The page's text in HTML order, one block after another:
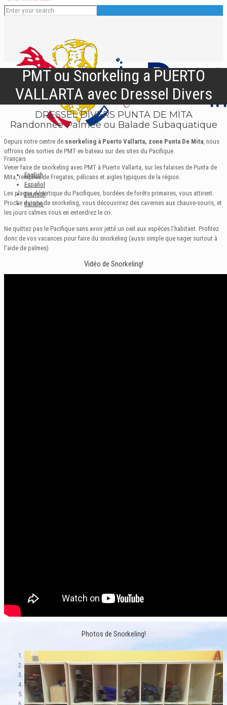
Français
English
Español
Deutsch
Italiano
PMT ou Snorkeling a PUERTO
VALLARTA avec Dressel Divers
DRESSEL DIVERS PUNTA DE MITA
Randonnée Palmée ou Balade Subaquatique
Depuis notre centre de snorkeling à Puerto Vallarta, zone Punta De Mita , nous
offrons des sorties de PMT en bateau sur des sites du Pacifique.
Vener faire de snorkeling avec PMT à Puerto Vallarta, sur les falaises de Punta de
Mita, remplies de Fregates, pélicans et aigles typiques de la région.
Les plages désertique du Pacifiques, bordées de forêts primaires, vous attirent.
Proche du site de snorkeling, vous découvrirez des cavernes aux chauve-souris, et
les jours calmes vous en entendrez le cri.
Ne quittez pas le Pacifique sans avoir jetté un oeil aux espèces l’habitant. Profitez
donc de vos vacances pour faire du snorkeling (aussi simple que nager surtout à
l’aide de palmes)
Vidéo de Snorkeling!
Photos de Snorkeling!
1
2
4
5
6